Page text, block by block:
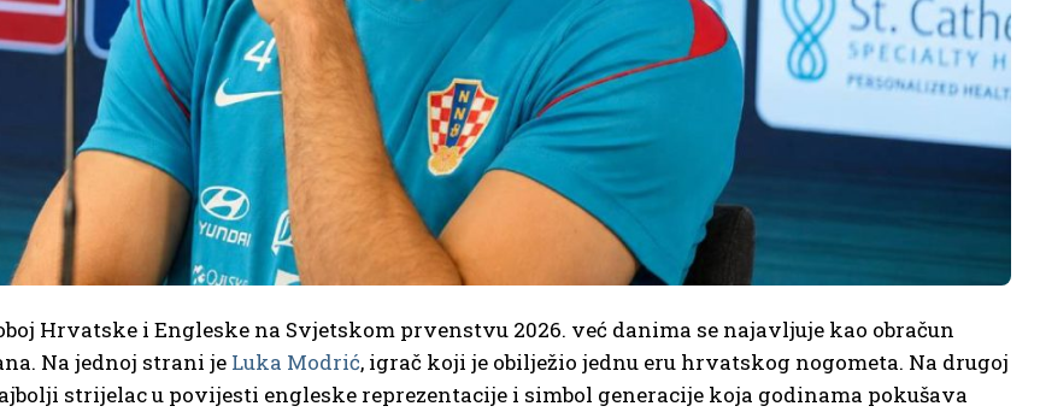
Hrvatske i Engleske na Svjetskom prvenstvu 2026. već danima se najavljuje kao obračun
Na jednoj strani je Luka Modrić, igrač koji je obilježio jednu eru hrvatskog nogometa. Na drugoj
strijelac u povijesti engleske reprezentacije i simbol generacije koja godinama pokušava